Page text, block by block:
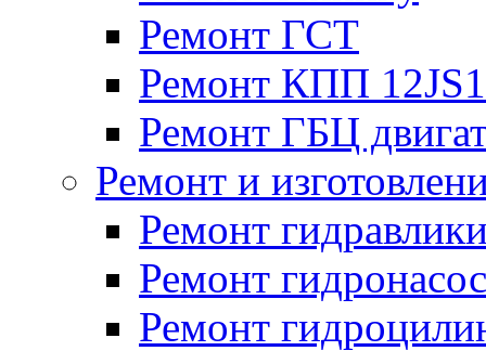
Ремонт ГСТ
Ремонт КПП
Ремонт ГБЦ
Ремонт и
Ремонт
Ремонт
Ремонт